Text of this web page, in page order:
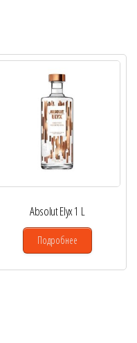
Absolut Elyx 1 L
Подробнее